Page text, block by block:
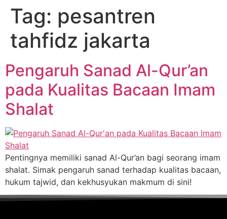
Tag: pesantren
tahfidz jakarta
Pengaruh Sanad Al-Qur’an
pada Kualitas Bacaan Imam
Shalat
Pentingnya memiliki sanad Al-Qur’an bagi seorang imam
shalat. Simak pengaruh sanad terhadap kualitas bacaan,
hukum tajwid, dan kekhusyukan makmum di sini!